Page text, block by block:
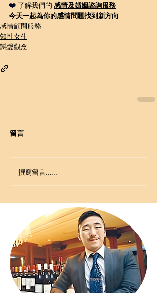
❤️ 了解我們的 感情及婚姻諮詢服務
今天一起為你的感情問題找到新方向
感情顧問服務
知性女生
戀愛觀念
留言
撰寫留言......